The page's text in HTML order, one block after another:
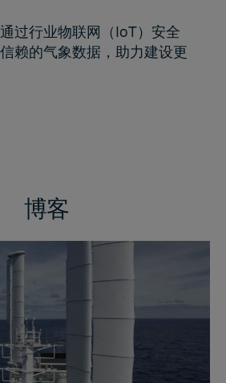
过行业物联网（IoT）安全
赖的气象数据，助力建设更
博客